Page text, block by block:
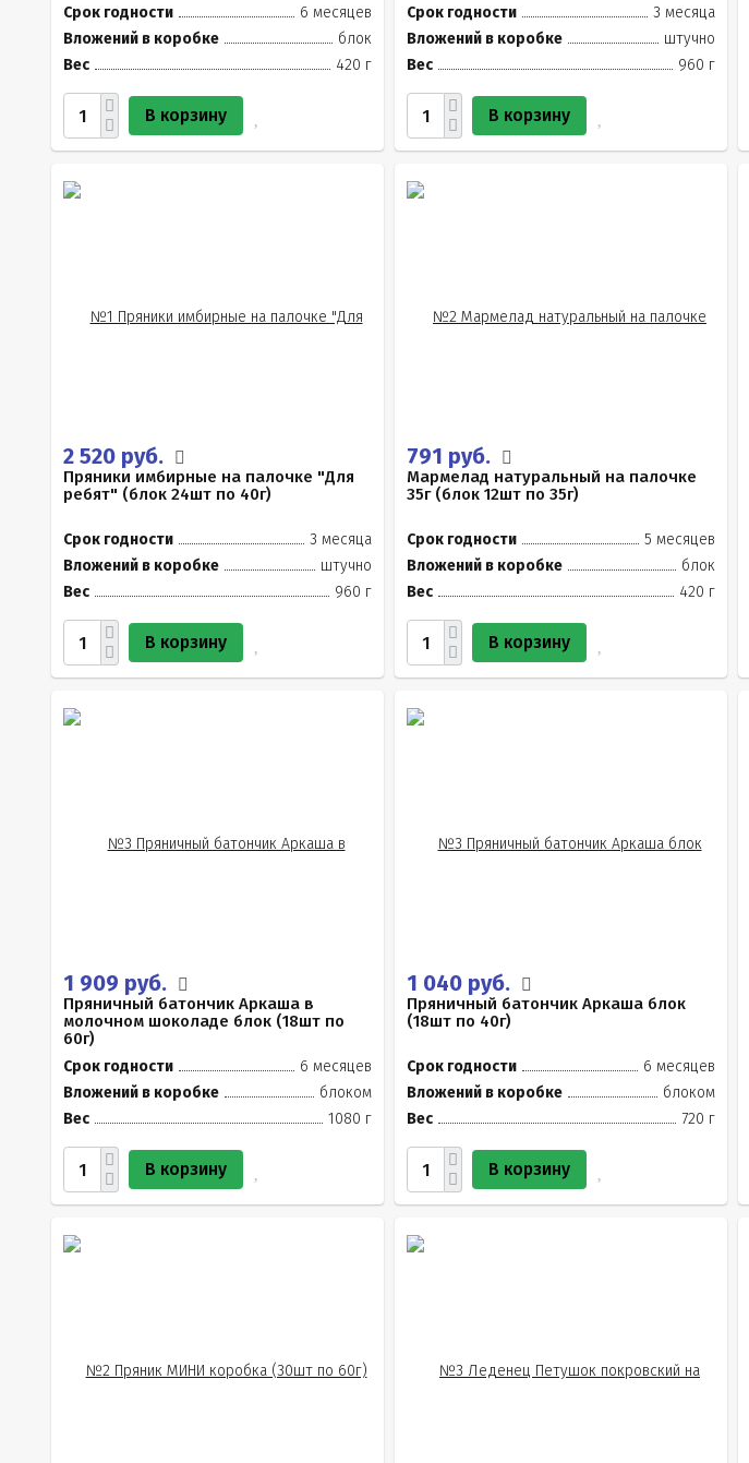
Срок годности
6 месяцев
Вложений в коробке
блок
Вес
420 г
В корзину
Срок годности
3 месяца
Вложений в коробке
штучно
Вес
960 г
В корзину
2 520 руб.
Пряники имбирные на палочке "Для
ребят" (блок 24шт по 40г)
Срок годности
3 месяца
Вложений в коробке
штучно
Вес
960 г
В корзину
791 руб.
Мармелад натуральный на палочке
35г (блок 12шт по 35г)
Срок годности
5 месяцев
Вложений в коробке
блок
Вес
420 г
В корзину
1 909 руб.
Пряничный батончик Аркаша в
молочном шоколаде блок (18шт по
60г)
Срок годности
6 месяцев
Вложений в коробке
блоком
Вес
1080 г
В корзину
1 040 руб.
Пряничный батончик Аркаша блок
(18шт по 40г)
Срок годности
6 месяцев
Вложений в коробке
блоком
Вес
720 г
В корзину